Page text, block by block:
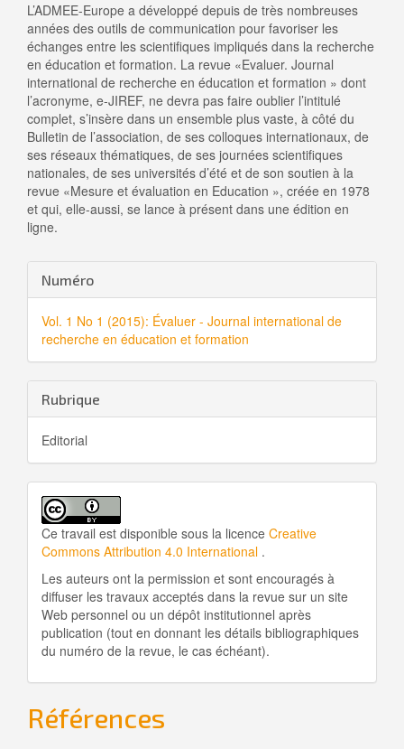
L’ADMEE-Europe a développé depuis de très nombreuses
années des outils de communication pour favoriser les
échanges entre les scientifiques impliqués dans la recherche
en éducation et formation. La revue «Evaluer. Journal
international de recherche en éducation et formation » dont
l’acronyme, e-JIREF, ne devra pas faire oublier l’intitulé
complet, s’insère dans un ensemble plus vaste, à côté du
Bulletin de l’association, de ses colloques internationaux, de
ses réseaux thématiques, de ses journées scientifiques
nationales, de ses universités d’été et de son soutien à la
revue «Mesure et évaluation en Education », créée en 1978
et qui, elle-aussi, se lance à présent dans une édition en
ligne.
Details
de
l'article
Numéro
Vol. 1 No 1 (2015): Évaluer - Journal international de
recherche en éducation et formation
Rubrique
Editorial
Ce travail est disponible sous la licence Creative
Commons Attribution 4.0 International .
Les auteurs ont la permission et sont encouragés à
diffuser les travaux acceptés dans la revue sur un site
Web personnel ou un dépôt institutionnel après
publication (tout en donnant les détails bibliographiques
du numéro de la revue, le cas échéant).
Références